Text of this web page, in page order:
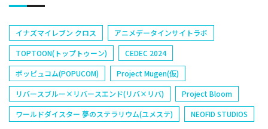
イナズマイレブン クロス
アニメデータインサイトラボ
TOPTOON(トップトゥーン)
CEDEC 2024
ポッピュコム(POPUCOM)
Project Mugen(仮)
リバースブルー×リバースエンド(リバ×リバ)
Project Bloom
ワールドダイスター 夢のステラリウム(ユメステ)
NEOFID STUDIOS